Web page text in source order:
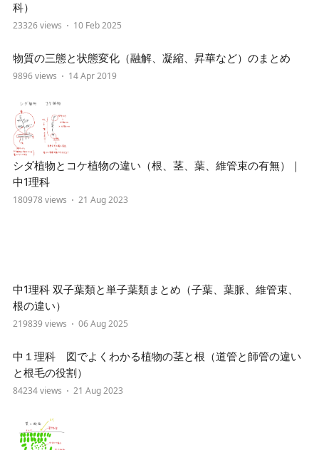
科）
23326 views 10 Feb 2025
物質の三態と状態変化（融解、凝縮、昇華など）のまとめ
9896 views 14 Apr 2019
シダ植物とコケ植物の違い（根、茎、葉、維管束の有無）｜
中1理科
180978 views 21 Aug 2023
中1理科 双子葉類と単子葉類まとめ（子葉、葉脈、維管束、
根の違い）
219839 views 06 Aug 2025
中１理科 図でよくわかる植物の茎と根（道管と師管の違い
と根毛の役割）
84234 views 21 Aug 2023